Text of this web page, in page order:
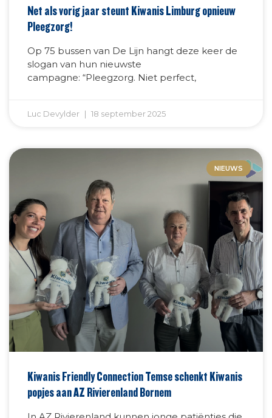
Net als vorig jaar steunt Kiwanis Limburg opnieuw
Pleegzorg!
Op 75 bussen van De Lijn hangt deze keer de
slogan van hun nieuwste
campagne: “Pleegzorg. Niet perfect,
Luc Devylder 18 september 2025
NIEUWS
Kiwanis Friendly Connection Temse schenkt Kiwanis
popjes aan AZ Rivierenland Bornem